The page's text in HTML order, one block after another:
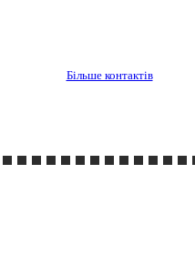
Більше контактів